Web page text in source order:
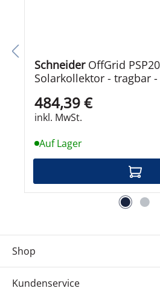
SchneiderOffGrid PSP200 -
484,39 €
inkl. MwSt.
Auf Lager
Shop
Kundenservice